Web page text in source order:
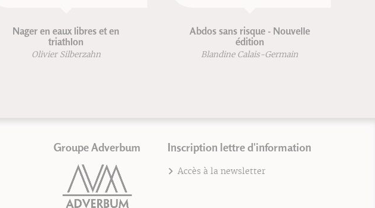
Nager en eaux libres et en
triathlon
Olivier Silberzahn
Abdos sans risque - Nouvelle
édition
Blandine Calais-Germain
Groupe Adverbum Inscription lettre d'information
Accès à la newsletter